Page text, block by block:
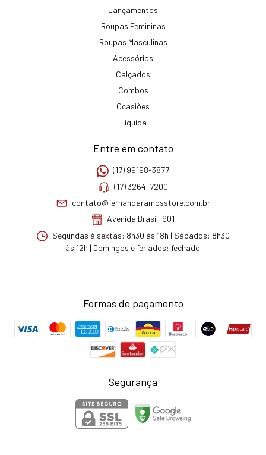
Lançamentos
Roupas Femininas
Roupas Masculinas
Acessórios
Calçados
Combos
Ocasiões
Liquida
Entre em contato
(17) 99198-3877
(17) 3264-7200
contato@fernandaramosstore.com.br
Avenida Brasil, 901
Segundas à sextas: 8h30 às 18h | Sábados: 8h30
às 12h | Domingos e feriados: fechado
Formas de pagamento
Segurança